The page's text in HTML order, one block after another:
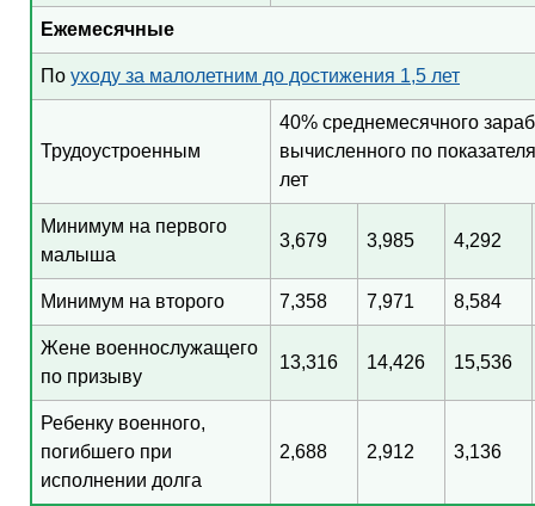
Ежемесячные
По уходу за малолетним до достижения 1,5 лет
Трудоустроенным
40% среднемесячного
вычисленного по
лет
Минимум на первого
малыша
3,679 3,985 4,292
Минимум на второго 7,358 7,971 8,584
Жене военнослужащего
по призыву
13,316 14,426 15,536
Ребенку военного,
погибшего при
исполнении долга
2,688 2,912 3,136